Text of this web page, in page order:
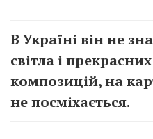
В Україні він не
світла і
композицій, на
не посміхається.